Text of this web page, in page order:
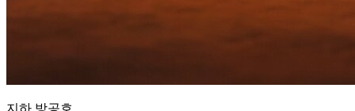
지하 방공호